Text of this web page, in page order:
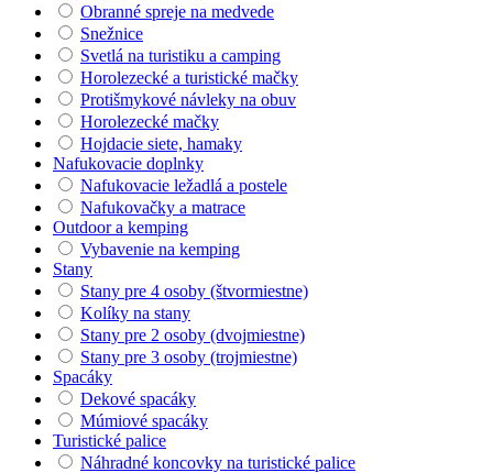
Obranné spreje na medvede
Snežnice
Svetlá na turistiku a camping
Horolezecké a turistické mačky
Protišmykové návleky na obuv
Horolezecké mačky
Hojdacie siete, hamaky
Nafukovacie doplnky
Nafukovacie ležadlá a postele
Nafukovačky a matrace
Outdoor a kemping
Vybavenie na kemping
Stany
Stany pre 4 osoby (štvormiestne)
Kolíky na stany
Stany pre 2 osoby (dvojmiestne)
Stany pre 3 osoby (trojmiestne)
Spacáky
Dekové spacáky
Múmiové spacáky
Turistické palice
Náhradné koncovky na turistické palice